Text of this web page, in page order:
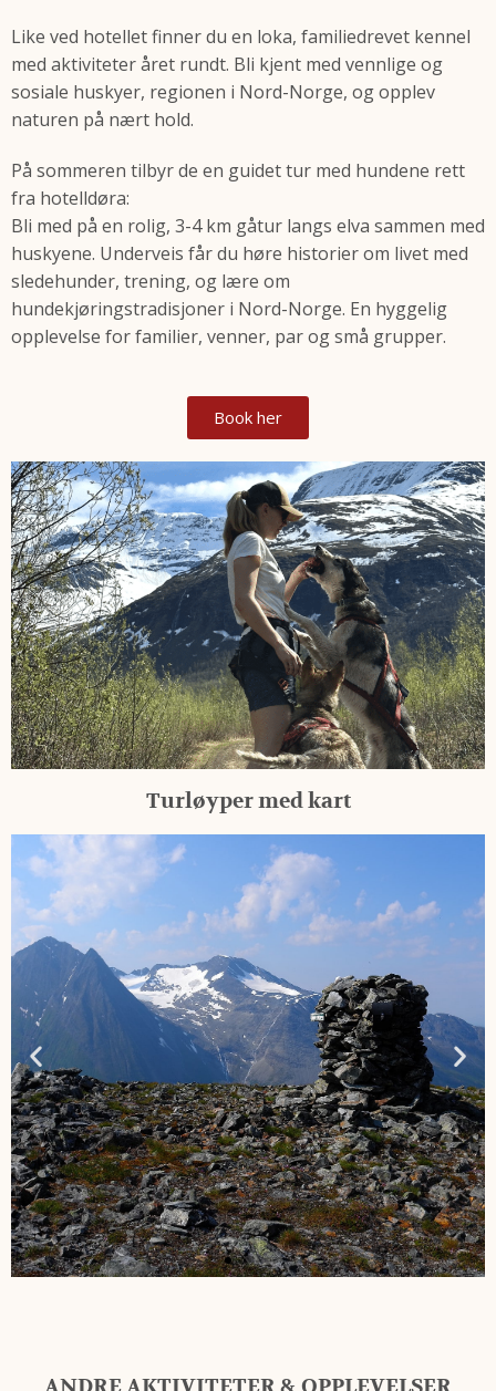
Like ved hotellet finner du en loka, familiedrevet kennel
med aktiviteter året rundt. Bli kjent med vennlige og
sosiale huskyer, regionen i Nord-Norge, og opplev
naturen på nært hold.
På sommeren tilbyr de en guidet tur med hundene rett
fra hotelldøra:
Bli med på en rolig, 3-4 km gåtur langs elva sammen med
huskyene. Underveis får du høre historier om livet med
sledehunder, trening, og lære om
hundekjøringstradisjoner i Nord-Norge. En hyggelig
opplevelse for familier, venner, par og små grupper.
Book her
Turløyper med kart